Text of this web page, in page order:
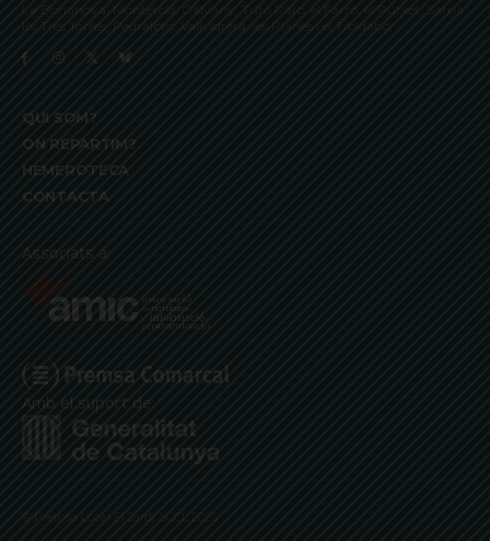
La Bonanova, Monterols, Galvany, Turó Parc, el Farró, el Putxet, Sarrià,
les Tres Torres, Pedralbes, Vallvidrera, les Planes i el Tibidabo
QUI SOM?
ON REPARTIM?
HEMEROTECA
CONTACTA
Associats a:
Amb el suport de:
© Premsa Local El Jardí SCCL 2025